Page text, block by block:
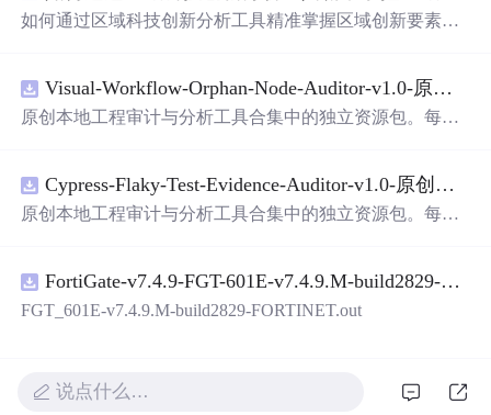
需要将手写数字输入系统，它将立即给出准确的识别结
是一个非常方便和实用的工具，你一定会喜欢它的！
如何通过区域科技创新分析工具精准掌握区域创新要素分
Visual-Workflow-Orphan-Node-Auditor-v1.0-原创源码与文档.zip
原创本地工程审计与分析工具合集中的独立资源包。每个
README、运行说明、功能清单、MIT License及原创与授
权声明。解压后进入project目录，执行npm test验证算法，
目源码、Logo、官方截图、论文、生产日志或其他受限素
材。适合前端开发、AI应用工程、测试审计和课程实践。
Cypress-Flaky-Test-Evidence-Auditor-v1.0-原创源码与文档.zip
原创本地工程审计与分析工具合集中的独立资源包。每个
README、运行说明、功能清单、MIT License及原创与授
权声明。解压后进入project目录，执行npm test验证算法，
材。适合前端开发、AI应用工程、测试审计和课程实践。
FortiGate-v7.4.9-FGT-601E-v7.4.9.M-build2829-FORTINET.out
FGT_601E-v7.4.9.M-build2829-FORTINET.out
说点什么…